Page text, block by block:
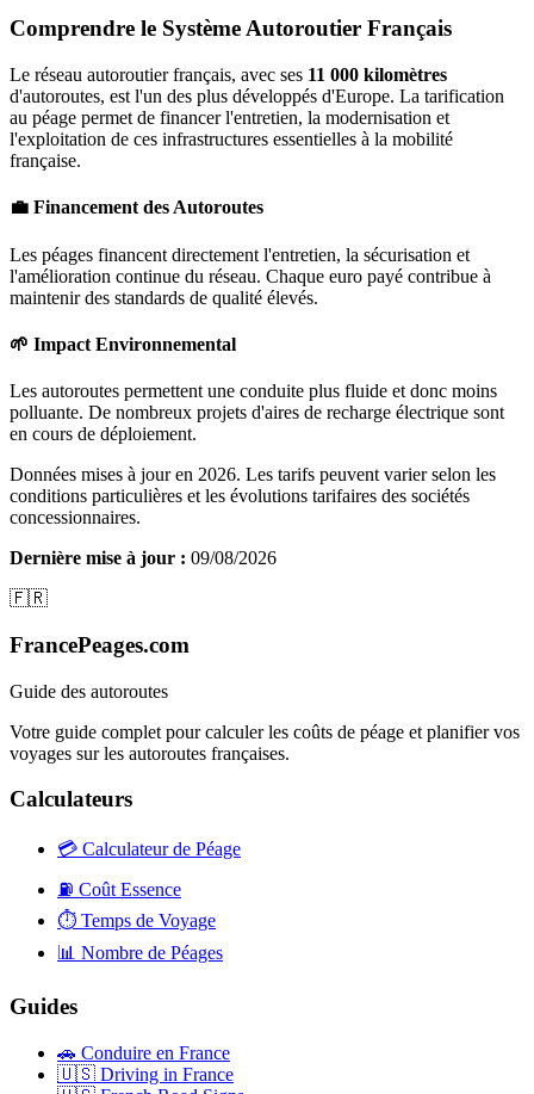
Comprendre le Système Autoroutier Français
Le réseau autoroutier français, avec ses 11 000 kilomètres
d'autoroutes, est l'un des plus développés d'Europe. La tarification
au péage permet de financer l'entretien, la modernisation et
l'exploitation de ces infrastructures essentielles à la mobilité
française.
💼 Financement des Autoroutes
Les péages financent directement l'entretien, la sécurisation et
l'amélioration continue du réseau. Chaque euro payé contribue à
maintenir des standards de qualité élevés.
🌱 Impact Environnemental
Les autoroutes permettent une conduite plus fluide et donc moins
polluante. De nombreux projets d'aires de recharge électrique sont
en cours de déploiement.
Données mises à jour en 2026. Les tarifs peuvent varier selon les
conditions particulières et les évolutions tarifaires des sociétés
concessionnaires.
Dernière mise à jour : 09/08/2026
🇫🇷
FrancePeages.com
Guide des autoroutes
Votre guide complet pour calculer les coûts de péage et planifier vos
voyages sur les autoroutes françaises.
Calculateurs
💳 Calculateur de Péage
⛽ Coût Essence
⏱️ Temps de Voyage
📊 Nombre de Péages
Guides
🚗 Conduire en France
🇺🇸 Driving in France